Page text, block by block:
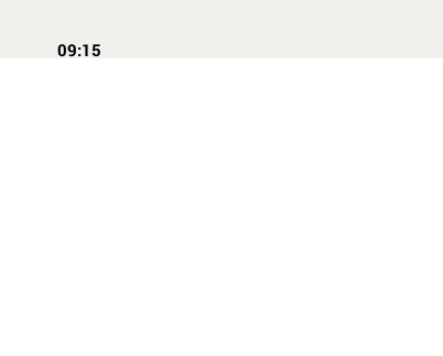
09:15